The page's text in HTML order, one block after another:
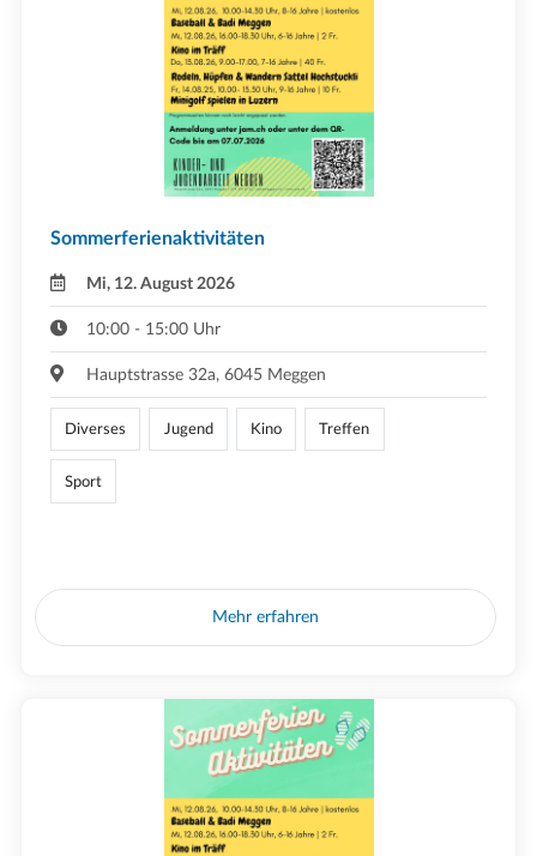
Sommerferienaktivitäten
Mi, 12. August 2026
10:00 - 15:00 Uhr
Hauptstrasse 32a, 6045 Meggen
Diverses Jugend Kino Treffen
Sport
Mehr erfahren